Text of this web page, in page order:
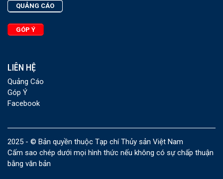
QUẢNG CÁO
GÓP Ý
LIÊN HỆ
Quảng Cáo
Góp Ý
Facebook
2025 - © Bản quyền thuộc Tạp chí Thủy sản Việt Nam
Cấm sao chép dưới mọi hình thức nếu không có sự chấp thuận
bằng văn bản